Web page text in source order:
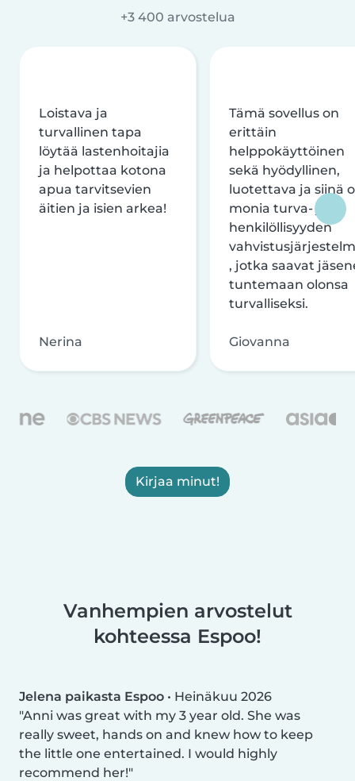
+3 400 arvostelua
Loistava ja
turvallinen tapa
löytää lastenhoitajia
ja helpottaa kotona
apua tarvitsevien
äitien ja isien arkea!
Nerina
Tämä sovellus on
erittäin
helppokäyttöinen
sekä hyödyllinen,
luotettava ja siinä
monia turva- ja
henkilöllisyyden
, jotka saavat
tuntemaan olonsa
turvalliseksi.
Giovanna
Kirjaa minut!
Vanhempien arvostelut
kohteessa Espoo!
Jelena paikasta Espoo • Heinäkuu 2026
Anni was great with my 3 year old. She was
really sweet, hands on and knew how to keep
the little one entertained. I would highly
recommend her!